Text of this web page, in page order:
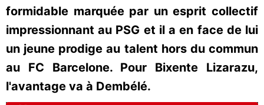
formidable marquée par un esprit collectif
impressionnant au PSG et il a en face de lui
un jeune prodige au talent hors du commun
au FC Barcelone. Pour Bixente Lizarazu,
l'avantage va à Dembélé.